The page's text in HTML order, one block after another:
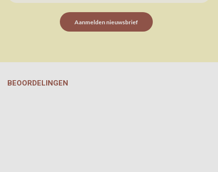
Aanmelden nieuwsbrief
BEOORDELINGEN